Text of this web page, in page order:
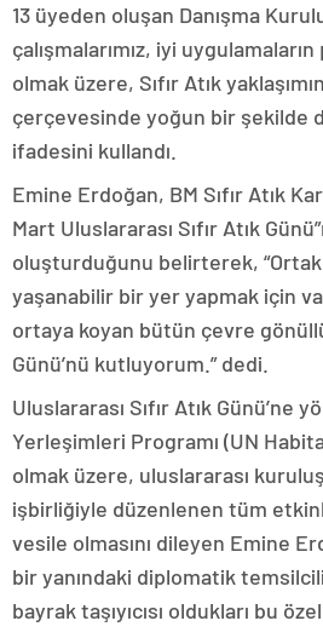
13 üyeden oluşan Danışma
çalışmalarımız, iyi
olmak üzere, Sıfır Atık
çerçevesinde yoğun bir şekilde
ifadesini kullandı.
Emine Erdoğan, BM Sıfır Atık
Mart Uluslararası Sıfır Atık
oluşturduğunu belirterek, “Ortak
yaşanabilir bir yer yapmak için
ortaya koyan bütün çevre
Günü’nü kutluyorum.” dedi.
Uluslararası Sıfır Atık Günü’ne
Yerleşimleri Programı (UN
olmak üzere, uluslararası
işbirliğiyle düzenlenen tüm
vesile olmasını dileyen Emine
bir yanındaki diplomatik
bayrak taşıyıcısı oldukları bu